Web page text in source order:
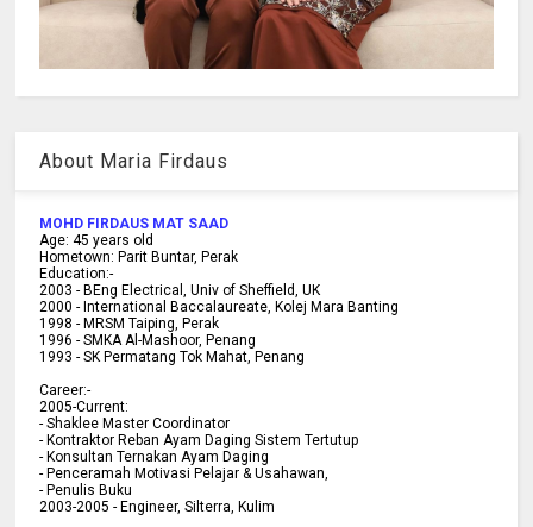
About Maria Firdaus
MOHD FIRDAUS MAT SAAD
Age: 45 years old
Hometown: Parit Buntar, Perak
Education:-
2003 -BEng Electrical, Univ of Sheffield, UK
2000 -International Baccalaureate, Kolej Mara Banting
1998 -MRSM Taiping, Perak
1996 - SMKA Al-Mashoor, Penang
1993 - SK Permatang Tok Mahat, Penang
Career:-
2005-Current:
- Shaklee Master Coordinator
- Kontraktor Reban Ayam Daging Sistem Tertutup
- Konsultan Ternakan Ayam Daging
- Penceramah Motivasi Pelajar & Usahawan,
- Penulis Buku
2003-2005 -Engineer, Silterra, Kulim